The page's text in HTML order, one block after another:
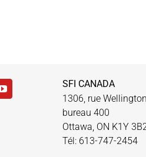
SFI CANADA
1306, rue
bureau 400
Ottawa, ON K1Y
Tél: 613-747-2454